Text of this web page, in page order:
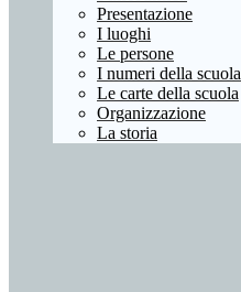
Presentazione
I luoghi
Le persone
I numeri della scuola
Le carte della scuola
Organizzazione
La storia